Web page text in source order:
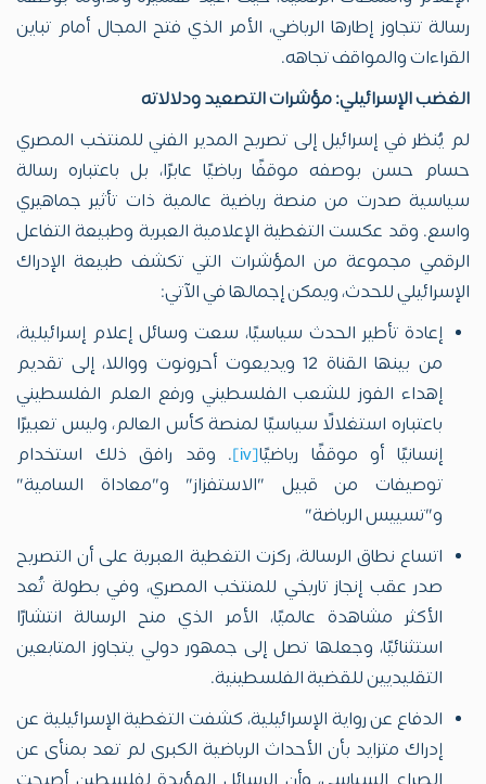
رسالة تتجاوز إطارها الرياضي، الأمر الذي فتح المجال أمام تباين
القراءات والمواقف تجاهه.
الغضب الإسرائيلي: مؤشرات التصعيد ودلالاته
لم يُنظر في إسرائيل إلى تصريح المدير الفني للمنتخب المصري
حسام حسن بوصفه موقفًا رياضيًا عابرًا، بل باعتباره رسالة
سياسية صدرت من منصة رياضية عالمية ذات تأثير جماهيري
واسع. وقد عكست التغطية الإعلامية العبرية وطبيعة التفاعل
الرقمي مجموعة من المؤشرات التي تكشف طبيعة الإدراك
الإسرائيلي للحدث، ويمكن إجمالها في الآتي:
إعادة تأطير الحدث سياسيًا، سعت وسائل إعلام إسرائيلية،
من بينها القناة 12 ويديعوت أحرونوت وواللا، إلى تقديم
إهداء الفوز للشعب الفلسطيني ورفع العلم الفلسطيني
باعتباره استغلالًا سياسيًا لمنصة كأس العالم، وليس تعبيرًا
إنسانيًا أو موقفًا رياضيًا[iv]
. وقد رافق ذلك استخدام
توصيفات من قبيل "الاستفزاز" و"معاداة السامية"
و"تسييس الرياضة"
اتساع نطاق الرسالة، ركزت التغطية العبرية على أن التصريح
صدر عقب إنجاز تاريخي للمنتخب المصري، وفي بطولة تُعد
الأكثر مشاهدة عالميًا، الأمر الذي منح الرسالة انتشارًا
استثنائيًا، وجعلها تصل إلى جمهور دولي يتجاوز المتابعين
التقليديين للقضية الفلسطينية.
الدفاع عن رواية الإسرائيلية، كشفت التغطية الإسرائيلية عن
إدراك متزايد بأن الأحداث الرياضية الكبرى لم تعد بمنأى عن